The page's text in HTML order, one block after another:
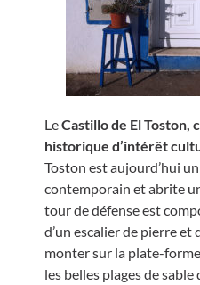
LeCastillo de El Toston,
historique d’intérêt
Toston est aujourd’hui
contemporain et abrite
tour de défense est
d’un escalier de pierre
monter sur la plate-
les belles plages de sable